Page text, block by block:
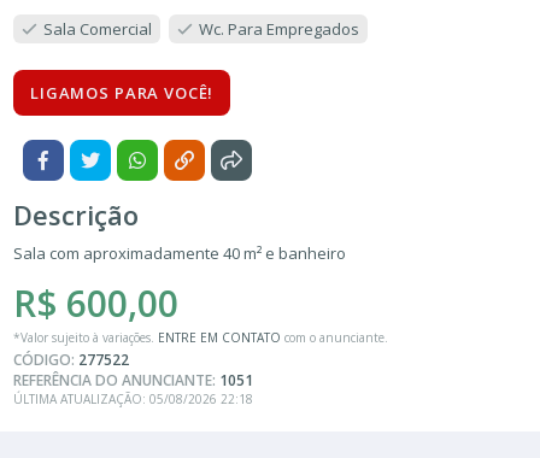
Sala Comercial Wc. Para Empregados
LIGAMOS PARA VOCÊ!
Descrição
Sala com aproximadamente 40 m² e banheiro
R$ 600,00
*Valor sujeito à variações. ENTRE EM CONTATO com o anunciante.
CÓDIGO: 277522
REFERÊNCIA DO ANUNCIANTE: 1051
ÚLTIMA ATUALIZAÇÃO: 05/08/2026 22:18